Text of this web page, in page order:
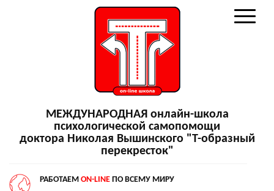
МЕЖДУНАРОДНАЯ онлайн-школа
психологической самопомощи
доктора Николая Вышинского "Т-образный
перекресток"
РАБОТАЕМ ON-LINE ПО ВСЕМУ МИРУ